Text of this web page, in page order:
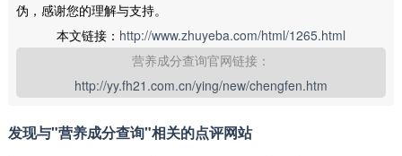
伪，感谢您的理解与支持。
本文链接： http://www.zhuyeba.com/html/1265.html
营养成分查询官网链接：
http://yy.fh21.com.cn/ying/new/chengfen.htm
发现与"营养成分查询"相关的点评网站